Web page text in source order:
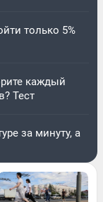
только 5%
каждый
Тест
за минуту, а